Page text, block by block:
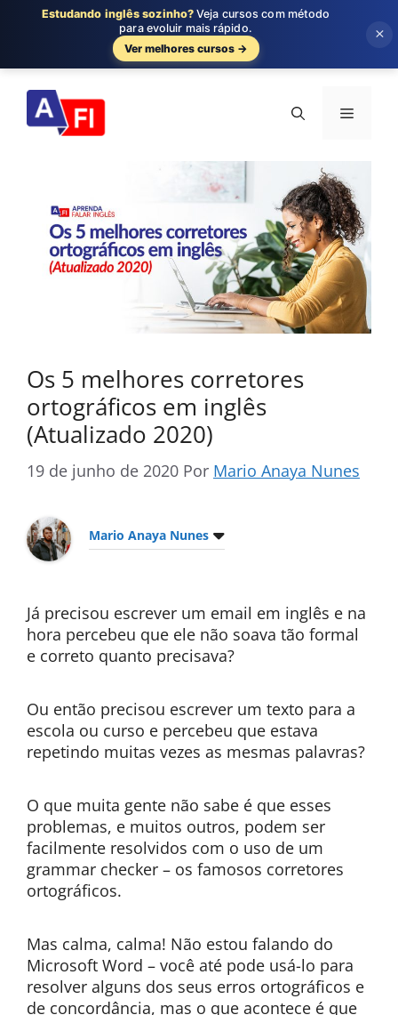
para
conteúdo
Menu
Os 5 melhores corretores
ortográficos em inglês
(Atualizado 2020)
19 de junho de 2020 Por Mario Anaya Nunes
Mario Anaya Nunes
Já precisou escrever um email em inglês e na
hora percebeu que ele não soava tão formal
e correto quanto precisava?
Ou então precisou escrever um texto para a
escola ou curso e percebeu que estava
repetindo muitas vezes as mesmas palavras?
O que muita gente não sabe é que esses
problemas, e muitos outros, podem ser
facilmente resolvidos com o uso de um
grammar checker – os famosos corretores
ortográficos.
Mas calma, calma! Não estou falando do
Microsoft Word – você até pode usá-lo para
resolver alguns dos seus erros ortográficos e
de concordância, mas o que acontece é que
Estudando inglês sozinho? Veja cursos com método
para evoluir mais rápido.
Ver melhores cursos →
×